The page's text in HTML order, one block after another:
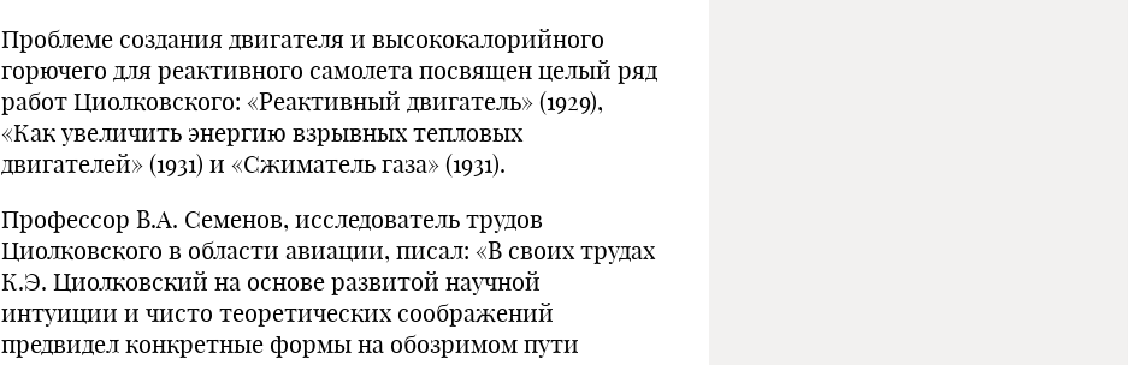
Проблеме создания двигателя и высококалорийного
горючего для реактивного самолета посвящен целый ряд
работ Циолковского: «Реактивный двигатель» (1929),
«Как увеличить энергию взрывных тепловых
двигателей» (1931) и «Сжиматель газа» (1931).
Профессор В.А. Семенов, исследователь трудов
Циолковского в области авиации, писал: «В своих трудах
К.Э. Циолковский на основе развитой научной
интуиции и чисто теоретических соображений
предвидел конкретные формы на обозримом пути